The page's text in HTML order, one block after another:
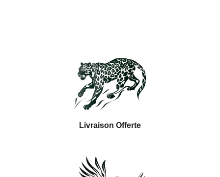
Livraison Offerte